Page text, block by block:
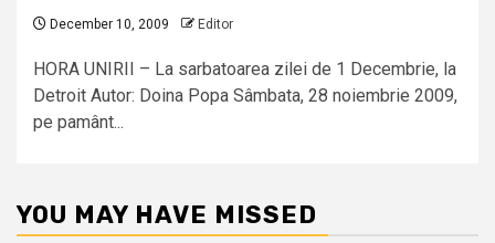
December 10, 2009 Editor
HORA UNIRII – La sarbatoarea zilei de 1 Decembrie, la
Detroit Autor: Doina Popa Sâmbata, 28 noiembrie 2009,
pe pamânt...
YOU MAY HAVE MISSED